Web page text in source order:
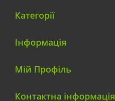
Категорії
Інформація
Мій Профіль
Контактна інформація